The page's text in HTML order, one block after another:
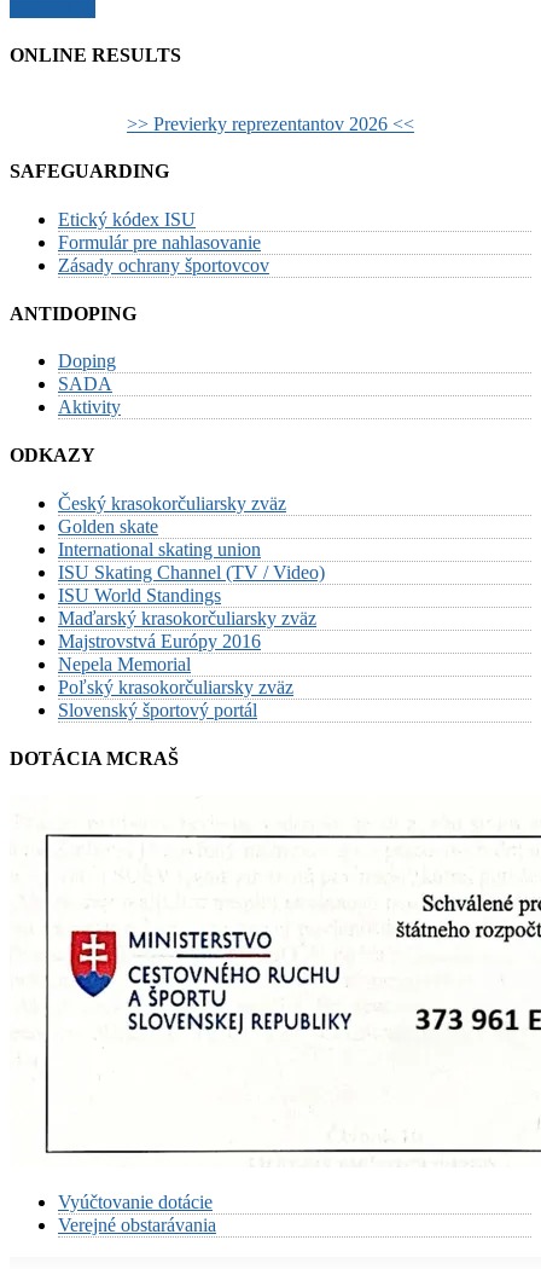
krasokorčuliarskej
Ice
kariére
slovenskej
krasokorčuliarskej
legendy
ONLINE RESULTS
>> Previerky reprezentantov 2026 <<
SAFEGUARDING
Etický kódex ISU
Formulár pre nahlasovanie
Zásady ochrany športovcov
ANTIDOPING
Doping
SADA
Aktivity
ODKAZY
Český krasokorčuliarsky zväz
Golden skate
International skating union
ISU Skating Channel (TV / Video)
ISU World Standings
Maďarský krasokorčuliarsky zväz
Majstrovstvá Európy 2016
Nepela Memorial
Poľský krasokorčuliarsky zväz
Slovenský športový portál
DOTÁCIA MCRAŠ
Vyúčtovanie dotácie
Verejné obstarávania